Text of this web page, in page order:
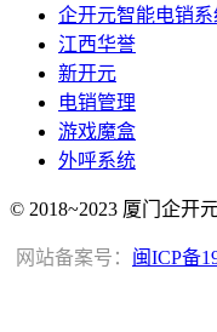
企开元智能电销系
江西华誉
新开元
电销管理
游戏魔盒
外呼系统
© 2018~2023 厦门企开
网站备案号： 闽ICP备